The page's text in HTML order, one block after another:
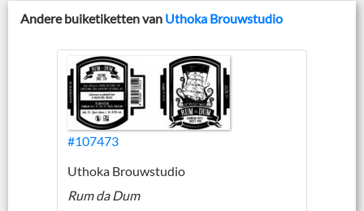
Andere buiketiketten van Uthoka Brouwstudio
#107473
Uthoka Brouwstudio
Rum da Dum